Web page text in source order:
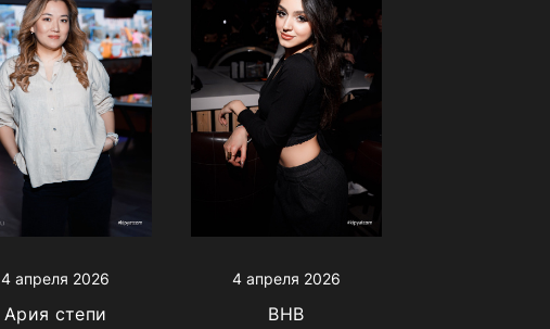
4 апреля 2026
Ария степи
4 апреля 2026
BHB